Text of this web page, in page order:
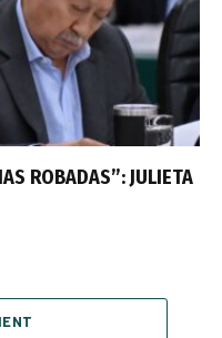
ROBADAS”: JULIETA